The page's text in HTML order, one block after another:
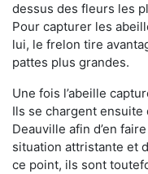
dessus des fleurs les
Pour capturer les
lui, le frelon tire
pattes plus grandes.
Une fois l’abeille
Ils se chargent ensuite
Deauville afin d’en
situation attristante et
ce point, ils sont